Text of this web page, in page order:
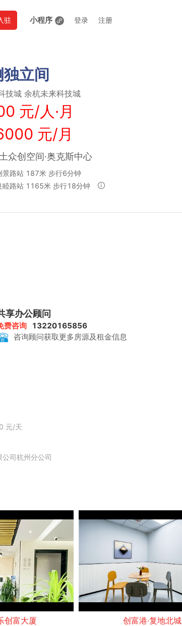
驻 小程序 登录 注册
立间
技城 余杭未来科技城
元/人·月
元/月
众创空间·奥克斯中心
景路站 187米 步行6分钟
睦路站 1165米 步行18分钟
享办公顾问
费咨询
13220165856
咨询顾问获取更多房源及租金信息
元/天
司杭州分公司
创富大厦 创富港·复地北城